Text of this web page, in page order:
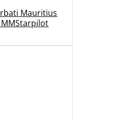
Mauritius